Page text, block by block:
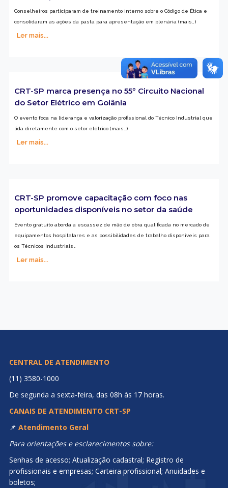
Conselheiros participaram de treinamento interno sobre o Código de Ética e
consolidaram as ações da pasta para apresentação em plenária (mais…)
Ler mais...
CRT-SP marca presença no 55º Circuito Nacional
do Setor Elétrico em Goiânia
O evento foca na liderança e valorização profissional do Técnico Industrial que
lida diretamente com o setor elétrico (mais…)
Ler mais...
CRT-SP promove capacitação com foco nas
oportunidades disponíveis no setor da saúde
Evento gratuito aborda a escassez de mão de obra qualificada no mercado de
equipamentos hospitalares e as possibilidades de trabalho disponíveis para
os Técnicos Industriais…
Ler mais...
CENTRAL DE ATENDIMENTO
(11) 3580-1000
De segunda a sexta-feira, das 08h às 17 horas.
CANAIS DE ATENDIMENTO CRT-SP
📌 Atendimento Geral
Para orientações e esclarecimentos sobre:
Senhas de acesso; Atualização cadastral; Registro de
profissionais e empresas; Carteira profissional; Anuidades e
boletos;